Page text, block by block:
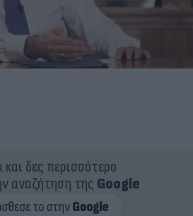
και δες περισσότερο
αναζήτηση της Google